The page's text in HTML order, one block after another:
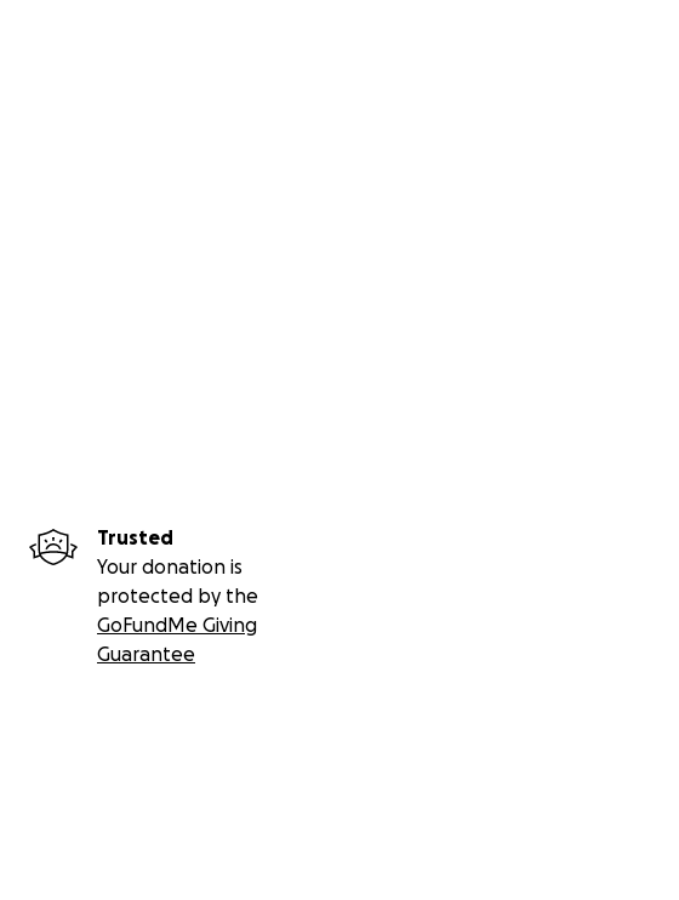
Trusted
Your donation is
protected by the
GoFundMe Giving
Guarantee